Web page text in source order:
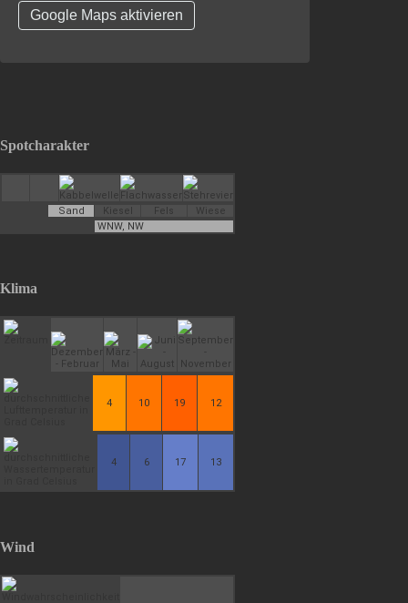
Google Maps aktivieren
Spotcharakter
Sand Kiesel Fels
Wiese
WNW, NW
Klima
4 10 19 12
4 6 17 13
Wind